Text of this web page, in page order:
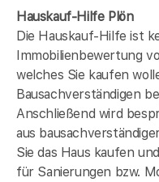
Hauskauf-Hilfe Plön
Die Hauskauf-Hilfe ist
Immobilienbewertung
welches Sie kaufen
Bausachverständigen
Anschließend wird
aus
Sie das Haus kaufen
für Sanierungen bzw.